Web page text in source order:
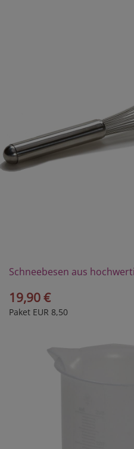
Schneebesen aus
19,90 €
Paket EUR 8,50